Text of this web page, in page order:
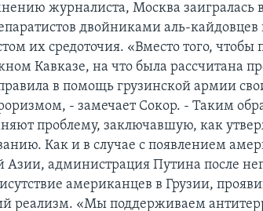
журналиста, Москва заигралась
двойниками аль-кайдовцев
их средоточия. «Вместо того, чтобы
Кавказе, на что была рассчитана
в помощь грузинской армии
- замечает Сокор. - Таким
проблему, заключавшую, как
Как и в случае с появлением
Азии, администрация Путина после
американцев в Грузии,
реализм. «Мы поддерживаем